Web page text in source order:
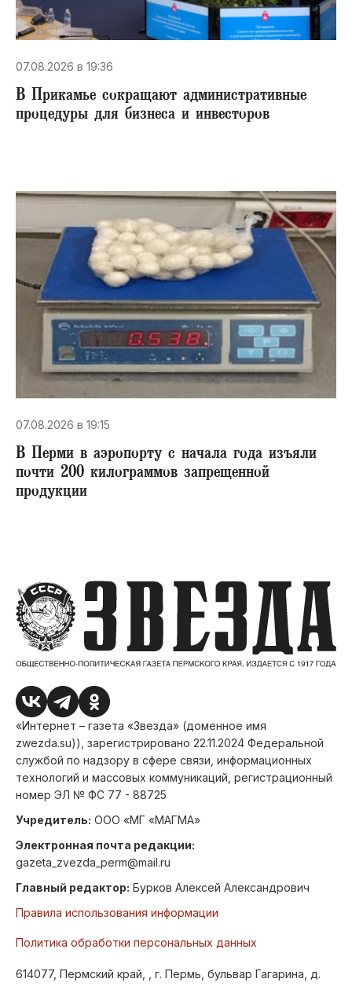
07.08.2026 в 19:36
В Прикамье сокращают административные
процедуры для бизнеса и инвесторов
07.08.2026 в 19:15
В Перми в аэропорту с начала года изъяли
почти 200 килограммов запрещенной
продукции
«Интернет – газета «Звезда» (доменное имя
zwezda.su)), зарегистрировано 22.11.2024 Федеральной
службой по надзору в сфере связи, информационных
технологий и массовых коммуникаций, регистрационный
номер ЭЛ № ФС 77 - 88725
Учредитель: ООО «МГ «МАГМА»
Электронная почта редакции:
gazeta_zvezda_perm@mail.ru
Главный редактор: Бурков Алексей Александрович
Правила использования информации
Политика обработки персональных данных
614077, Пермский край, , г. Пермь, бульвар Гагарина, д.